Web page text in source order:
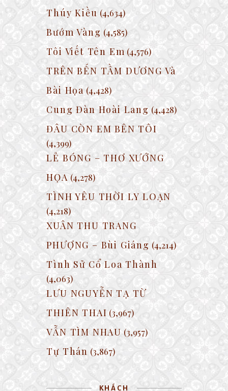
Thúy Kiều (4,634)
Bướm Vàng (4,585)
Tôi Viết Tên Em (4,576)
TRÊN BẾN TẦM DƯƠNG Và
Bài Họa (4,428)
Cung Đàn Hoài Lang (4,428)
ĐÂU CÒN EM BÊN TÔI
(4,399)
LẺ BÓNG – THƠ XƯỚNG
HỌA (4,278)
TÌNH YÊU THỜI LY LOẠN
(4,218)
XUÂN THU TRANG
PHƯỢNG – Bùi Giáng (4,214)
Tình Sử Cổ Loa Thành
(4,063)
LƯU NGUYỄN TẠ TỪ
THIÊN THAI (3,967)
VẪN TÌM NHAU (3,957)
Tự Thán (3,867)
KHÁCH